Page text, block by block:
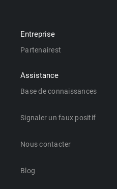
Entreprise
Partenairest
Assistance
Base de connaissances
Signaler un faux positif
Nous contacter
Blog